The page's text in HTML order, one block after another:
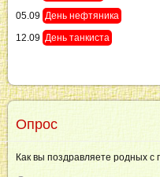
05.09 День нефтяника
12.09 День танкиста
Опрос
Как вы поздравляете родных с